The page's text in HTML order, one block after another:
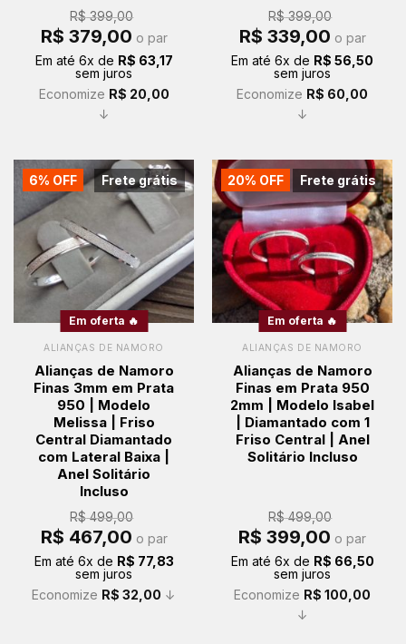
R$399,00
O
preço
era:
R$ 399,00.
R$ 379,00preço
é:
R$ 379,00.
o par
Em até 6x de R$ 63,17
sem juros
Economize R$ 20,00
↓
R$399,00
O
preço
era:
R$ 399,00.
R$ 339,00preço
é:
R$ 339,00.
o par
Em até 6x de R$ 56,50
sem juros
Economize R$ 60,00
↓
Frete grátis
6% OFF
Em oferta 🔥
ALIANÇAS DE NAMORO
Alianças de Namoro
Finas 3mm em Prata
950 | Modelo
Melissa | Friso
Central Diamantado
com Lateral Baixa |
Anel Solitário
Incluso
R$499,00
O
preço
era:
R$ 499,00.
R$ 467,00preço
é:
R$ 467,00.
o par
Em até 6x de R$ 77,83
sem juros
Economize R$ 32,00 ↓
Frete grátis
20% OFF
Em oferta 🔥
ALIANÇAS DE NAMORO
Alianças de Namoro
Finas em Prata 950
2mm | Modelo Isabel
| Diamantado com 1
Friso Central | Anel
Solitário Incluso
R$499,00
O
preço
era:
R$ 499,00.
R$ 399,00 preço
é:
o par
Em até 6x de R$ 66,50
sem juros
Economize R$ 100,00
↓